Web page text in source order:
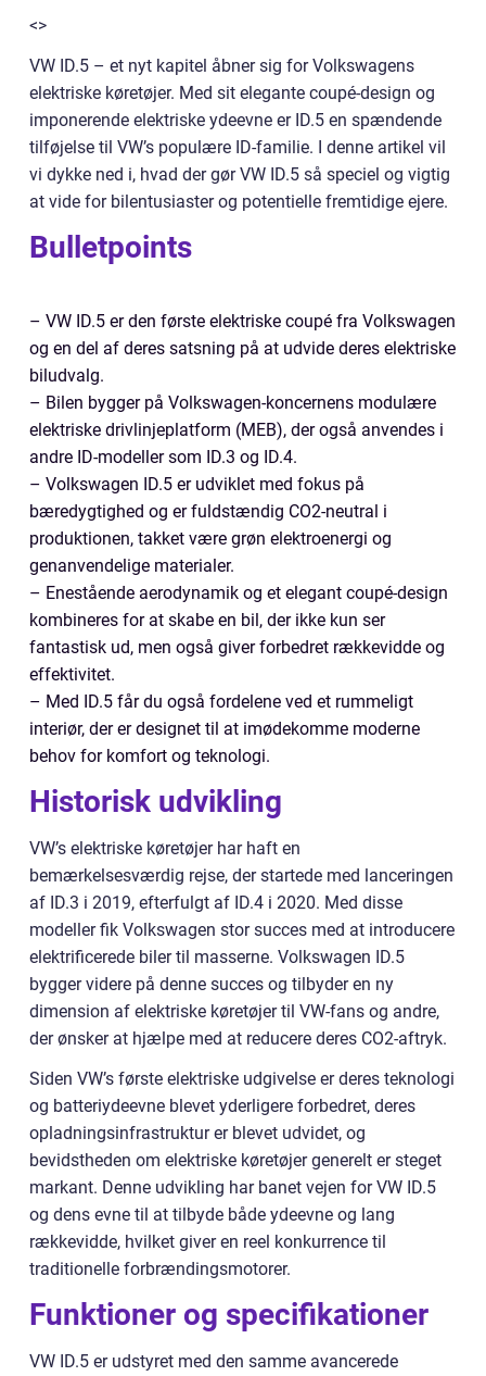
<>
VW ID.5 – et nyt kapitel åbner sig for Volkswagens
elektriske køretøjer. Med sit elegante coupé-design og
imponerende elektriske ydeevne er ID.5 en spændende
tilføjelse til VW’s populære ID-familie. I denne artikel vil
vi dykke ned i, hvad der gør VW ID.5 så speciel og vigtig
at vide for bilentusiaster og potentielle fremtidige ejere.
Bulletpoints
– VW ID.5 er den første elektriske coupé fra Volkswagen
og en del af deres satsning på at udvide deres elektriske
biludvalg.
– Bilen bygger på Volkswagen-koncernens modulære
elektriske drivlinjeplatform (MEB), der også anvendes i
andre ID-modeller som ID.3 og ID.4.
– Volkswagen ID.5 er udviklet med fokus på
bæredygtighed og er fuldstændig CO2-neutral i
produktionen, takket være grøn elektroenergi og
genanvendelige materialer.
– Enestående aerodynamik og et elegant coupé-design
kombineres for at skabe en bil, der ikke kun ser
fantastisk ud, men også giver forbedret rækkevidde og
effektivitet.
– Med ID.5 får du også fordelene ved et rummeligt
interiør, der er designet til at imødekomme moderne
behov for komfort og teknologi.
Historisk udvikling
VW’s elektriske køretøjer har haft en
bemærkelsesværdig rejse, der startede med lanceringen
af ID.3 i 2019, efterfulgt af ID.4 i 2020. Med disse
modeller fik Volkswagen stor succes med at introducere
elektrificerede biler til masserne. Volkswagen ID.5
bygger videre på denne succes og tilbyder en ny
dimension af elektriske køretøjer til VW-fans og andre,
der ønsker at hjælpe med at reducere deres CO2-aftryk.
Siden VW’s første elektriske udgivelse er deres teknologi
og batteriydeevne blevet yderligere forbedret, deres
opladningsinfrastruktur er blevet udvidet, og
bevidstheden om elektriske køretøjer generelt er steget
markant. Denne udvikling har banet vejen for VW ID.5
og dens evne til at tilbyde både ydeevne og lang
rækkevidde, hvilket giver en reel konkurrence til
traditionelle forbrændingsmotorer.
Funktioner og specifikationer
VW ID.5 er udstyret med den samme avancerede